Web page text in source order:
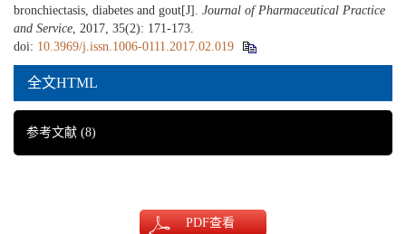
bronchiectasis, diabetes and gout[J]. Journal of Pharmaceutical Practice
and Service , 2017, 35(2): 171-173.
doi: 10.3969/j.issn.1006-0111.2017.02.019
全文HTML
参考文献 (8)
PDF查看